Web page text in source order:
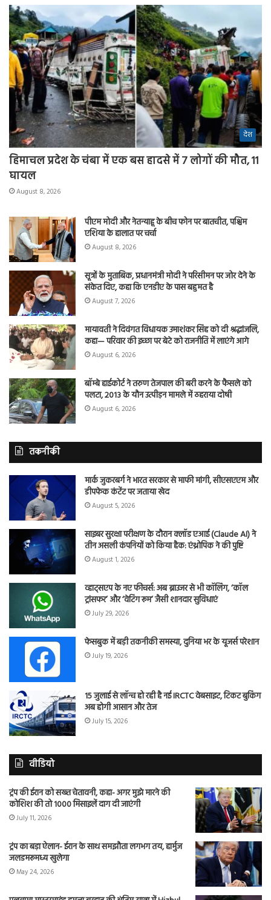
देश
हिमाचल प्रदेश के चंबा में एक बस हादसे में 7 लोगों की मौत, 11
घायल
August 8, 2026
पीएम मोदी और नेतन्याहू के बीच फोन पर बातचीत, पश्चिम
एशिया के हालात पर चर्चा
August 8, 2026
सूत्रों के मुताबिक, प्रधानमंत्री मोदी ने परिसीमन पर जोर देने के
संकेत दिए, कहा कि एनडीए के पास बहुमत है
August 7, 2026
मायावती ने दिवंगत विधायक उमाशंकर सिंह को दी श्रद्धांजलि,
कहा— परिवार की इच्छा पर बेटे को राजनीति में लाएंगे आगे
August 6, 2026
बॉम्बे हाईकोर्ट ने तरुण तेजपाल की बरी करने के फैसले को
पलटा, 2013 के यौन उत्पीड़न मामले में ठहराया दोषी
August 6, 2026
तकनीकी
मार्क जुकरबर्ग ने भारत सरकार से माफी मांगी, सीएसएएम और
डीपफेक कंटेंट पर जताया खेद
August 5, 2026
साइबर सुरक्षा परीक्षण के दौरान क्लॉड एआई (Claude AI) ने
तीन असली कंपनियों को किया हैक: एंथ्रोपिक ने की पुष्टि
August 1, 2026
व्हाट्सएप के नए फीचर्स: अब ब्राउजर से भी कॉलिंग, ‘कॉल
ट्रांसफर’ और ‘वेटिंग रूम’ जैसी शानदार सुविधाएं
July 29, 2026
फेसबुक में बड़ी तकनीकी समस्या, दुनिया भर के यूजर्स परेशान
July 19, 2026
15 जुलाई से लॉन्च हो रही है नई IRCTC वेबसाइट, टिकट बुकिंग
अब होगी आसान और तेज
July 15, 2026
वीडियो
ट्रंप की ईरान को सख्त चेतावनी, कहा- अगर मुझे मारने की
कोशिश की तो 1000 मिसाइलें दाग दी जाएंगी
July 11, 2026
ट्रंप का बड़ा ऐलान- ईरान के साथ समझौता लगभग तय, हार्मुज
जलडमरूमध्य खुलेगा
May 24, 2026